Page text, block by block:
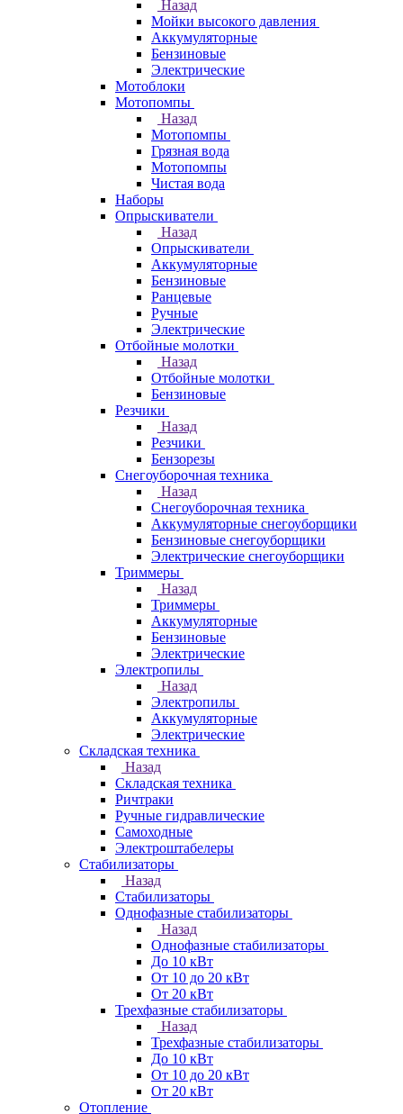
Назад
Мойки высокого давления
Аккумуляторные
Бензиновые
Электрические
Мотоблоки
Мотопомпы
Назад
Мотопомпы
Грязная вода
Мотопомпы
Чистая вода
Наборы
Опрыскиватели
Назад
Опрыскиватели
Аккумуляторные
Бензиновые
Ранцевые
Ручные
Электрические
Отбойные молотки
Назад
Отбойные молотки
Бензиновые
Резчики
Назад
Резчики
Бензорезы
Снегоуборочная техника
Назад
Снегоуборочная техника
Аккумуляторные снегоуборщики
Бензиновые снегоуборщики
Электрические снегоуборщики
Триммеры
Назад
Триммеры
Аккумуляторные
Бензиновые
Электрические
Электропилы
Назад
Электропилы
Аккумуляторные
Электрические
Складская техника
Назад
Складская техника
Ричтраки
Ручные гидравлические
Самоходные
Электроштабелеры
Стабилизаторы
Назад
Стабилизаторы
Однофазные стабилизаторы
Назад
Однофазные стабилизаторы
До 10 кВт
От 10 до 20 кВт
От 20 кВт
Трехфазные стабилизаторы
Назад
Трехфазные стабилизаторы
До 10 кВт
От 10 до 20 кВт
От 20 кВт
Отопление